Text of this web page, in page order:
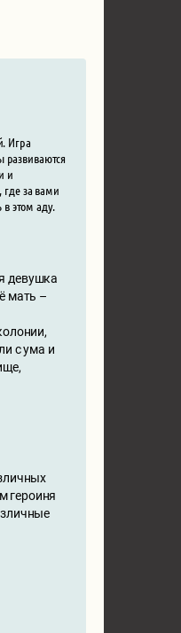
Игра
и
где за вами
этом аду.
девушка
мать –
с ума и
героиня